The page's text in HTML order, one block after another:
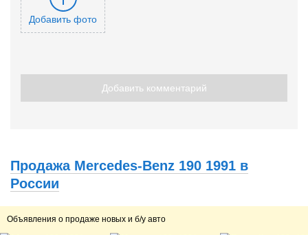
Добавить фото
Добавить комментарий
Продажа Mercedes-Benz 190 1991 в
России
Объявления о продаже новых и б/у авто